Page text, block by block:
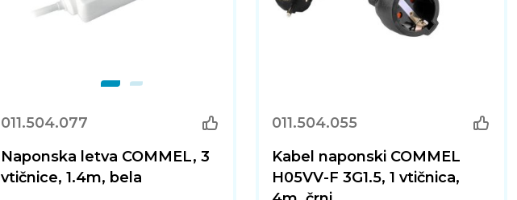
011.504.077
Naponska letva COMMEL, 3
vtičnice, 1.4m, bela
011.504.055
Kabel naponski COMMEL
H05VV-F 3G1.5, 1 vtičnica,